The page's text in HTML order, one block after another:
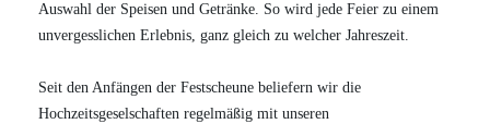
Auswahl der Speisen und Getränke. So wird jede Feier zu einem
unvergesslichen Erlebnis, ganz gleich zu welcher Jahreszeit.
Seit den Anfängen der Festscheune beliefern wir die
Hochzeitsgeselschaften regelmäßig mit unseren